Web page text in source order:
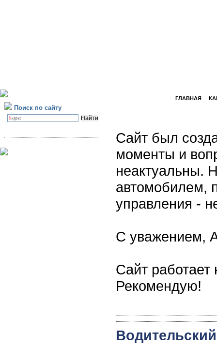
Поиск по сайту
ГЛАВНАЯ
Сайт был
моменты и
неактуальны.
автомобилем,
управления -
С уважением,
Сайт
Рекомендую!